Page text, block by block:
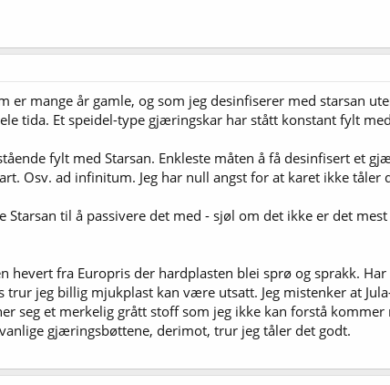
er mange år gamle, og som jeg desinfiserer med starsan
tida. Et speidel-type gjæringskar har stått konstant fylt
fylt med Starsan. Enkleste måten å få desinfisert et
Osv. ad infinitum. Jeg har null angst for at karet ikke tåler
til å passivere det med - sjøl om det ikke er det
hevert fra Europris der hardplasten blei sprø og sprakk.
jeg billig mjukplast kan være utsatt. Jeg mistenker at
seg et merkelig grått stoff som jeg ikke kan forstå
gjæringsbøttene, derimot, trur jeg tåler det godt.